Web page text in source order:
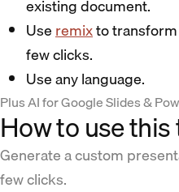
existing document.
Useremixto
few clicks.
Use any language.
Plus AI for Google Slides &
How to use
Generate a custom
few clicks.